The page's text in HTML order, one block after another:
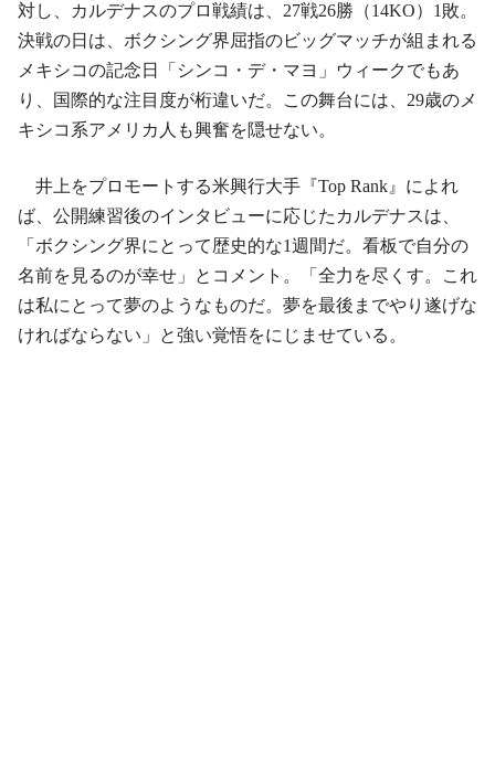
対し、カルデナスのプロ戦績は、27戦26勝（14KO）1敗。
決戦の日は、ボクシング界屈指のビッグマッチが組まれる
メキシコの記念日「シンコ・デ・マヨ」ウィークでもあ
り、国際的な注目度が桁違いだ。この舞台には、29歳のメ
キシコ系アメリカ人も興奮を隠せない。
井上をプロモートする米興行大手『Top Rank』によれ
ば、公開練習後のインタビューに応じたカルデナスは、
「ボクシング界にとって歴史的な1週間だ。看板で自分の
名前を見るのが幸せ」とコメント。「全力を尽くす。これ
は私にとって夢のようなものだ。夢を最後までやり遂げな
ければならない」と強い覚悟をにじませている。